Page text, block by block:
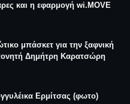
και η εφαρμογή wi.MOVE
μπάσκετ για την ξαφνική
Δημήτρη Καρατσώρη
Ερμίτσας (φωτο)